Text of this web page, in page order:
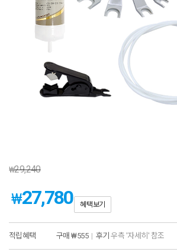
₩29,240
₩27,780 혜택보기
적립혜택 구매 ₩555 | 후기 우측 '자세히' 참조